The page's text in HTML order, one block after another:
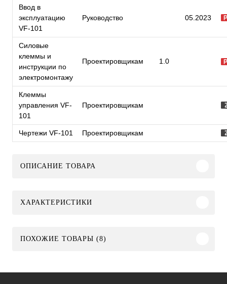
Ввод в
эксплуатацию
VF-101
Руководство 05.2023
Силовые
клеммы и
инструкции по
электромонтажу
Проектировщикам 1.0
Клеммы
управления VF-
101
Проектировщикам
Чертежи VF-101 Проектировщикам
ОПИСАНИЕ ТОВАРА
ХАРАКТЕРИСТИКИ
ПОХОЖИЕ ТОВАРЫ (8)